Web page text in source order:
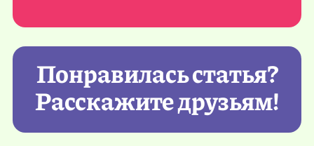
Понравилась статья?
Расскажите друзьям!